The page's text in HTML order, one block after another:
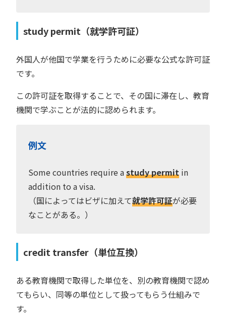
study permit（就学許可証）
外国人が他国で学業を行うために必要な公式な許可証
です。
この許可証を取得することで、その国に滞在し、教育
機関で学ぶことが法的に認められます。
例文
Some countries require astudy permit in
addition to a visa.
（国によってはビザに加えて就学許可証が必要
なことがある。）
credit transfer（単位互換）
ある教育機関で取得した単位を、別の教育機関で認め
てもらい、同等の単位として扱ってもらう仕組みで
す。